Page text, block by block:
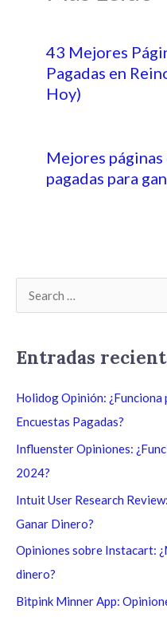
43 Mejores
Pagadas en
Hoy)
Mejores
pagadas para
a
r
p
o
Entradas
Holidog Opinión: ¿Funciona
Encuestas Pagadas?
Influenster Opiniones:
2024?
Intuit User Research
Ganar Dinero?
Opiniones sobre Instacart:
dinero?
Bitpink Minner App: